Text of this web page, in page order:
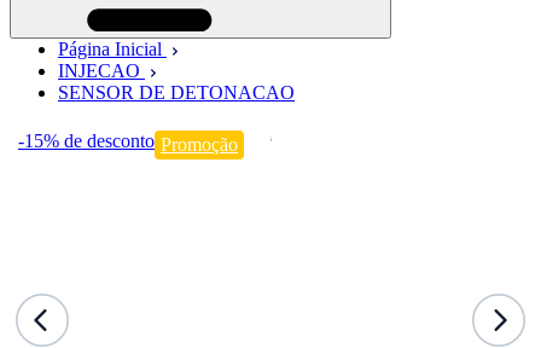
Página Inicial
INJECAO
SENSOR DE DETONACAO
-15% de desconto Promoção